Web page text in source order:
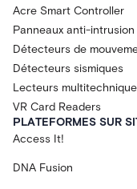
Acre Smart Controller
Panneaux anti-intrusion
Détecteurs de
Détecteurs sismiques
Lecteurs
VR Card Readers
PLATEFORMES SUR
Access It!
DNA Fusion